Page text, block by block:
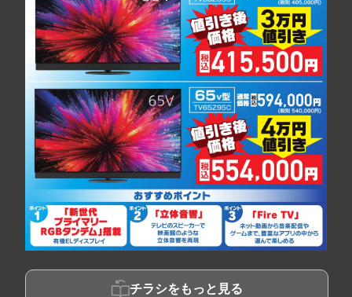
チラシをもっと見る